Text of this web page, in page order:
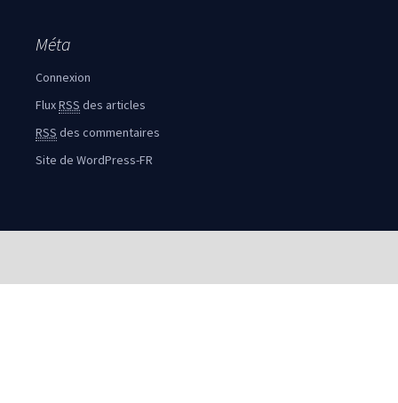
Méta
Connexion
FluxRSS des articles
RSS des commentaires
Site de WordPress-FR